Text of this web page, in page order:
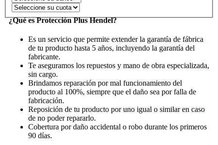
¿Qué es Protección Plus Hendel?
Es un servicio que permite extender la garantía de fábrica
de tu producto hasta 5 años, incluyendo la garantía del
fabricante.
Te aseguramos los repuestos y mano de obra especializada,
sin cargo.
Brindamos reparación por mal funcionamiento del
producto al 100%, siempre que el daño sea por falla de
fabricación.
Reposición de tu producto por uno igual o similar en caso
de no poder repararlo.
Cobertura por daño accidental o robo durante los primeros
90 días.